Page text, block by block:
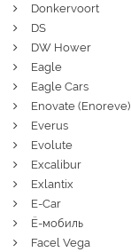
Donkervoort
DS
DW Hower
Eagle
Eagle Cars
Enovate (Enoreve)
Everus
Evolute
Excalibur
Exlantix
E-Car
Ё-мобиль
Facel Vega